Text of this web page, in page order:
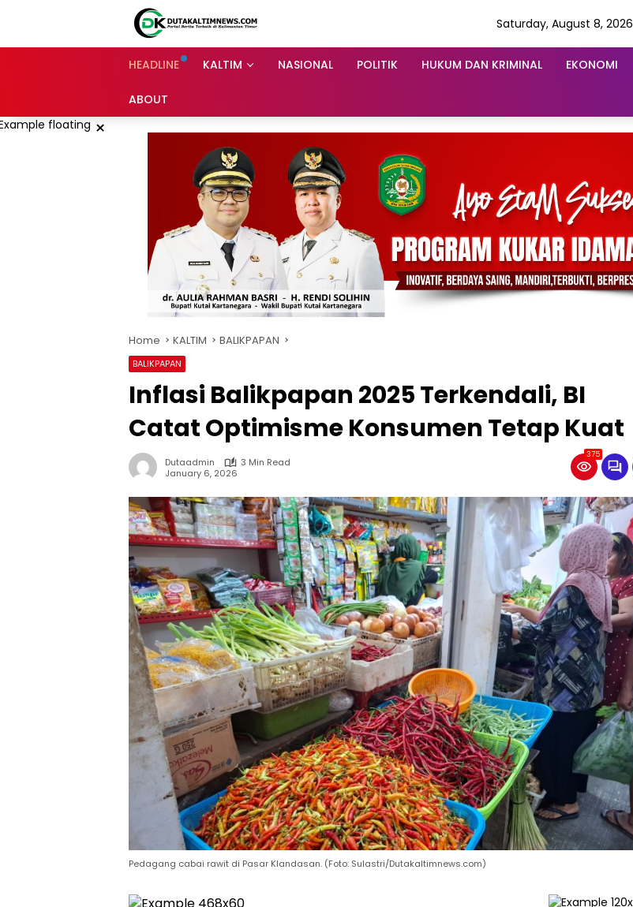
Saturday, August 8, 2026
HEADLINE KALTIM NASIONAL POLITIK HUKUM DAN KRIMINAL EKONOMI
ABOUT
×
Home KALTIM BALIKPAPAN
BALIKPAPAN
Inflasi Balikpapan 2025 Terkendali, BI
Catat Optimisme Konsumen Tetap Kuat
Dutaadmin
3 Min Read
January 6, 2026
375
Pedagang cabai rawit di Pasar Klandasan. (Foto: Sulastri/Dutakaltimnews.com)